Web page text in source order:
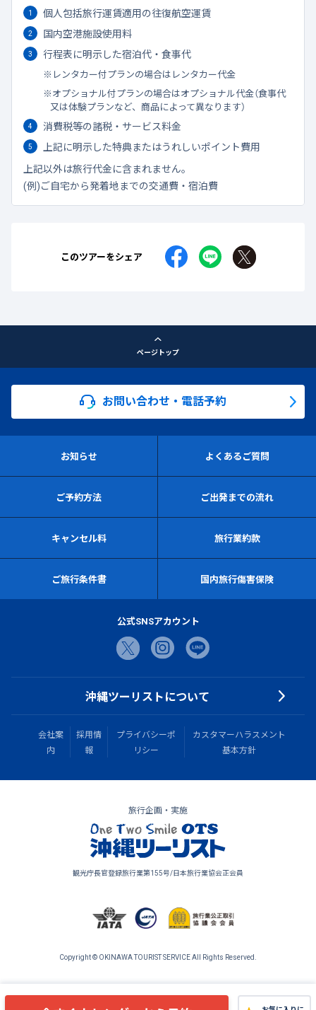
個人包括旅行運賃適用の往復航空運賃
国内空港施設使用料
行程表に明示した宿泊代・食事代
レンタカー付プランの場合はレンタカー代金
オプショナル付プランの場合はオプショナル代金（食事代
又は体験プランなど、商品によって異なります）
消費税等の諸税・サービス料金
上記に明示した特典またはうれしいポイント費用
上記以外は旅行代金に含まれません。
(例)ご自宅から発着地までの交通費・宿泊費
このツアーをシェア
ページトップ
お問い合わせ・電話予約
お知らせ よくあるご質問
ご予約方法 ご出発までの流れ
キャンセル料 旅行業約款
ご旅行条件書 国内旅行傷害保険
公式SNSアカウント
沖縄ツーリストについて
会社案
内
採用情
報
プライバシーポ
リシー
カスタマーハラスメント
基本方針
旅行企画・実施
観光庁長官登録旅行業第155号/日本旅行業協会正会員
Copyright © OKINAWA TOURIST SERVICE All Rights Reserved.